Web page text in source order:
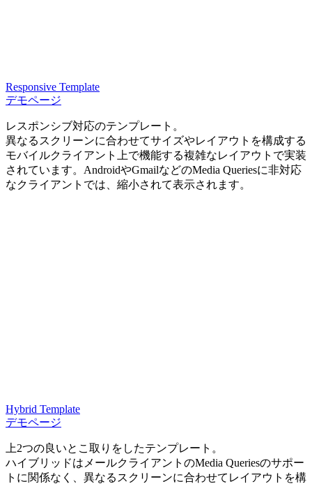
Responsive Template
デモページ
レスポンシブ対応のテンプレート。
異なるスクリーンに合わせてサイズやレイアウトを構成する
モバイルクライアント上で機能する複雑なレイアウトで実装
されています。AndroidやGmailなどのMedia Queriesに非対応
なクライアントでは、縮小されて表示されます。
Hybrid Template
デモページ
上2つの良いとこ取りをしたテンプレート。
ハイブリッドはメールクライアントのMedia Queriesのサポー
トに関係なく、異なるスクリーンに合わせてレイアウトを構